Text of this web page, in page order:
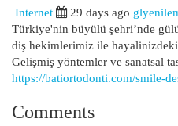
Internet
29 days ago
Türkiye'nin büyülü şehri’nde
diş hekimlerimiz ile
Gelişmiş yöntemler ve sanatsal
https://batiortodonti.com/smile-
Comments